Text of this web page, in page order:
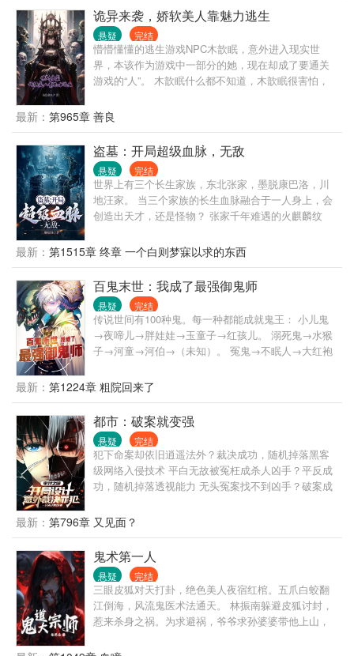
诡异来袭，娇软美人靠魅力逃生
悬疑 完结
懵懵懂懂的逃生游戏NPC木歆眠，意外进入现实世
界，本该作为游戏中一部分的她，现在却成了要通关
游戏的“人”。 木歆眠什么都不知道，木歆眠很害怕，
人鱼在等他们的伴侣，残忍无情的猎杀者小心的养护
着一朵娇花，冰冷的钢铁机器人有了自己独特的心
跳，满是旧俗的小山村迎来了新的诅咒，食人的恶鬼
把自己的心脏献出……就连逃生游戏的大佬玩家，也
是心甘情愿为爱痴狂，一个个向着变态的方向死命狂
奔，目的只有一个——拥有她。 相传，逃生游戏的玩
家都会根据自己的特点获得一个初始技能，这个技能
是他们面对鬼怪最后的一道屏障。有人可以操控火
而有人开锁百试百灵，至于木歆眠…… 她有什么错
呢？她只想给所有的NPC同伴们一个贴贴，一个家。
最新： 第965章 善良
盗墓：开局超级血脉，无敌
悬疑 完结
世界上有三个长生家族，东北张家，墨脱康巴洛，川
地汪家。 当三个家族的长生血脉融合于一人身上，会
创造出天才，还是怪物？ 张家千年难遇的火麒麟纹
官，白则是我哥！ 张启山：白则的高度我永远达不
到！ 张日山：佛爷确实打不过白则！ 九门：我们愿为
白则俯首！ 当张家开始没落，陷入内乱，九门之间明
争暗斗，白则带着张起灵强势归来……
最新： 第1515章 终章 一个白则梦寐以求的东西
百鬼末世：我成了最强御鬼师
悬疑 完结
传说世间有100种鬼。每一种都能成就鬼王： 小儿鬼
→夜啼儿→胖娃娃→玉童子→红孩儿。 溺死鬼→水猴
子→河童→河伯→（未知）。 冤鬼→不眠人→大红袍
一个神秘主位。 终于集齐12种鬼，主位上出现一个身
影：钟馗。 前世为了守住江畔小区呕心沥血，却换来
他们恩将仇报。 这一世，带着两条半鬼王路线回来，
所有债，都得偿还！ —— 本书设计了足足100种鬼，
加上晋阶形态，共计700种鬼。 诡异如画皮、入殓
师、长明灯、胖娃娃。 神秘如金不换、白骨菩萨，滴
血梅花。 强大如屠夫、武状元、阿修罗、皇帝。 升级
方式也有700种： 溺死鬼溺死9人能晋阶水猴子。 武夫
皮嫁衣，穿上就能晋阶花腰新娘…… （无系统，不圣
母。不水剧情；装逼打脸合情合理；绝无莫名其妙机
缘；更无反派无脑骑脸；感情不会拖拖拉拉；打架永
远不超一章；如果这些是你想看到的，请放心食用）
最新： 第1224章 粗院回来了
都市：破案就变强
悬疑 完结
犯下命案却依旧逍遥法外？裁决成功，随机掉落黑客
级网络入侵技术 平白无故被冤枉成杀人凶手？平反成
功，随机掉落透视能力 无头冤案找不到凶手？破案成
得审判之瞳神力，觉醒裁决系统，化身黑桃a惩治这世
间罪犯 他是魔都人民的底线，是法外狂徒的活阎王 没
有一个罪犯，可以逃脱得了审判之瞳的裁决 “无所谓，
法律延伸不到的地方我会出手！” “只要有我在，罪恶
将无处遁形！” “维护世间公平与正义就是我的使命！”
本小说及人物纯属虚构，如有雷同，纯属巧合，切勿
模仿！
最新： 第796章 又见面？
鬼术第一人
悬疑 完结
三眼皮狐对天打卦，绝色美人夜宿红棺。五爪白蛟翻
江倒海，风流鬼医术法通天。 林振南躲避皮狐讨封，
惹来杀身之祸。为求避祸，爷爷求孙婆婆带他上山，